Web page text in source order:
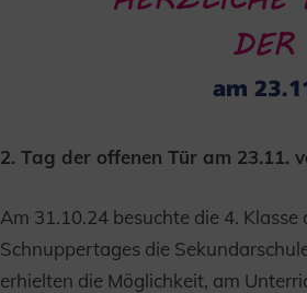
2. Tag der offenen Tür am 23.11.
Am 31.10.24 besuchte die 4.
Schnuppertages die
erhielten die Möglichkeit, am